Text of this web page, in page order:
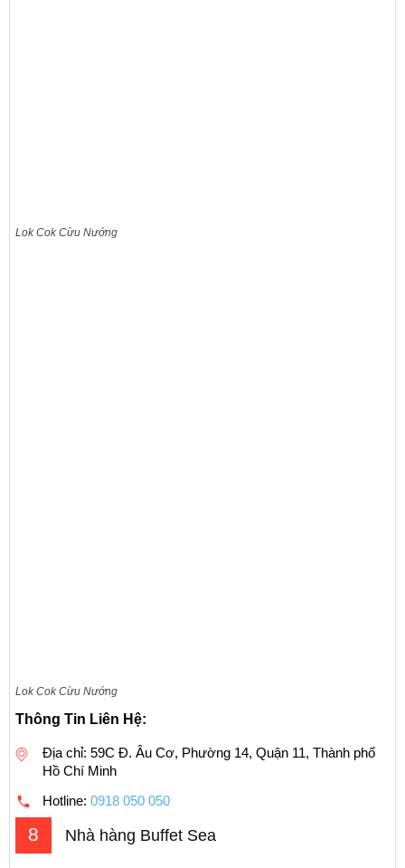
Lok Cok Cừu Nướng
Lok Cok Cừu Nướng
Thông Tin Liên Hệ:
Địa chỉ: 59C Đ. Âu Cơ, Phường 14, Quận 11, Thành phố
Hồ Chí Minh
Hotline: 0918 050 050
8 Nhà hàng Buffet Sea